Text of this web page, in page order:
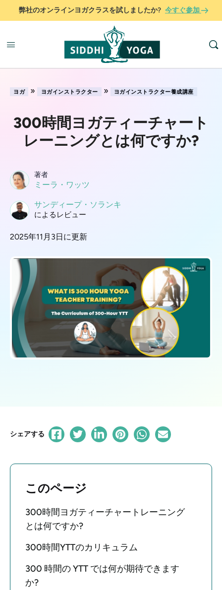
弊社のオンラインヨガクラスを試しましたか? 今すぐ参加
ヨガ » ヨガインストラクター » ヨガインストラクター養成講座
300時間ヨガティーチャート
レーニングとは何ですか?
著者
ミーラ・ワッツ
サンディープ・ソランキ
によるレビュー
2025年11月3日に更新
シェアする
このページ
300時間ヨガティーチャートレーニング
とは何ですか?
300時間YTTのカリキュラム
300 時間の YTT では何が期待できます
か?